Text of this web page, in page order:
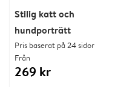
Stilig katt och
hundporträtt
Pris baserat på 24 sidor
Från
269 kr